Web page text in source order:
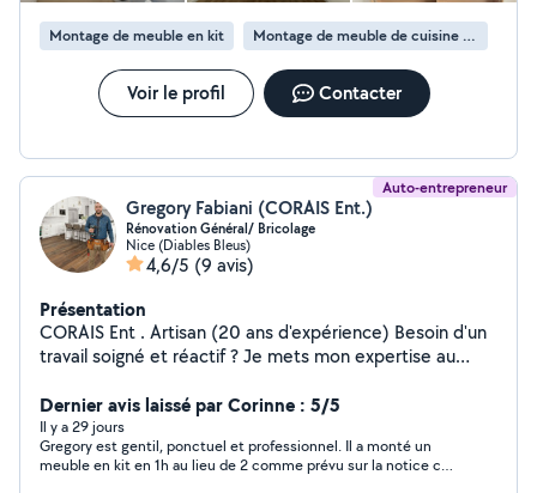
Montage de meuble en kit Montage de meuble de cuisine en kit
Voir le profil Contacter
Auto-entrepreneur
Gregory Fabiani (CORAIS Ent.)
Rénovation Général/ Bricolage
Nice (Diables Bleus)
4,6/5 (9 avis)
Présentation
CORAIS Ent . Artisan (20 ans d'expérience) Besoin d'un
travail soigné et réactif ? Je mets mon expertise au
Bricolage et Dépannage sur Nice et alentours. Panne de
batterie Auto moto déplacement ! DOMAINES :
PLOMBERIE : Rénovation, dépannage urgent, recherche
de fuite et pose de sanitaires , douche a l'italienne
Dernier avis laissé par Corinne : 5/5
Il y a 29 jours
Gregory est gentil, ponctuel et professionnel. Il a monté un
meuble en kit en 1h au lieu de 2 comme prévu sur la notice car